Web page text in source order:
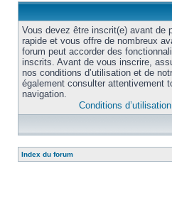
Vous devez être inscrit(e) avant de
rapide et vous offre de nombreux
forum peut accorder des
inscrits. Avant de vous inscrire,
nos conditions d’utilisation et de
également consulter attentivement
navigation.
Conditions d’utilisation
Index du forum